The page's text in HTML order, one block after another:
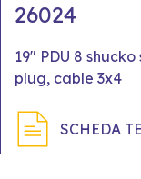
26024
19" PDU 8
plug, cable 3x4
SCHEDA